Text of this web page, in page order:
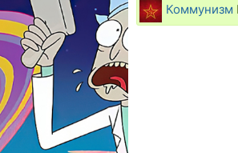
Коммунизм